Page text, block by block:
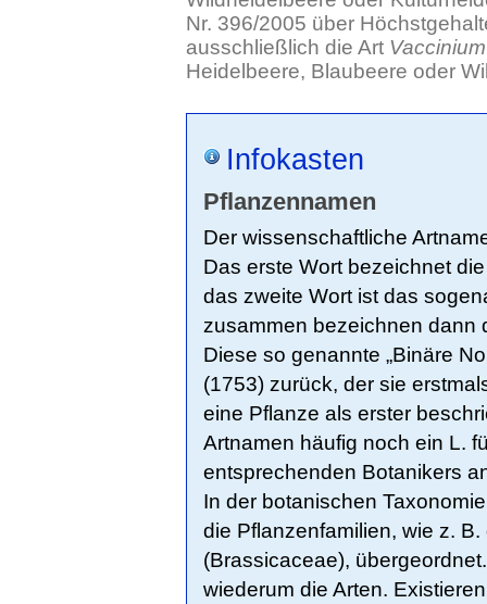
Nr. 396/2005 über
ausschließlich die Art
Heidelbeere, Blaubeere oder
Infokasten
Pflanzennamen
Der wissenschaftliche
Das erste Wort bezeichnet
das zweite Wort ist das
zusammen bezeichnen dann
Diese so genannte „Binäre
(1753) zurück, der sie
eine Pflanze als erster
Artnamen häufig noch ein L.
entsprechenden Botanikers
In der botanischen
die Pflanzenfamilien, wie z.
(Brassicaceae),
wiederum die Arten.